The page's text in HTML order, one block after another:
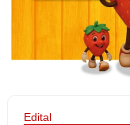
Edital